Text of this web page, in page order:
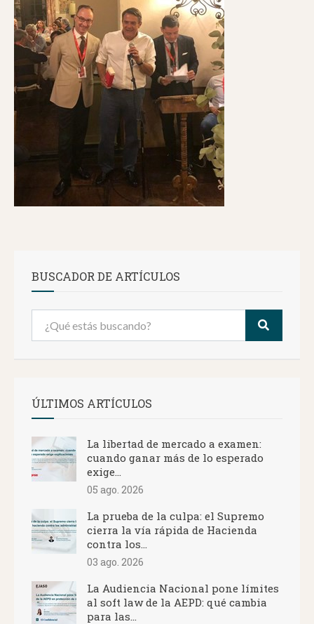
BUSCADOR DE ARTÍCULOS
ÚLTIMOS ARTÍCULOS
La libertad de mercado a examen:
cuando ganar más de lo esperado
exige...
05 ago. 2026
La prueba de la culpa: el Supremo
cierra la vía rápida de Hacienda
contra los...
03 ago. 2026
La Audiencia Nacional pone límites
al soft law de la AEPD: qué cambia
para las...